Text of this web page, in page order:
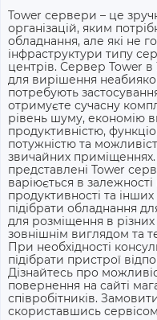
Tower сервери – це
організацій, яким
обладнання, але які не
інфраструктури типу
центрів. Сервер Tower в
для вирішення
потребують
отримуєте сучасну
рівень шуму, економію
продуктивністю,
потужністю та
звичайних
представлені Tower
варіюється в
продуктивності та
підібрати обладнання
для розміщення в
зовнішнім виглядом та
При необхідності
підібрати пристрої
Дізнайтесь про
повернення на сайті
співробітників.
скориставшись